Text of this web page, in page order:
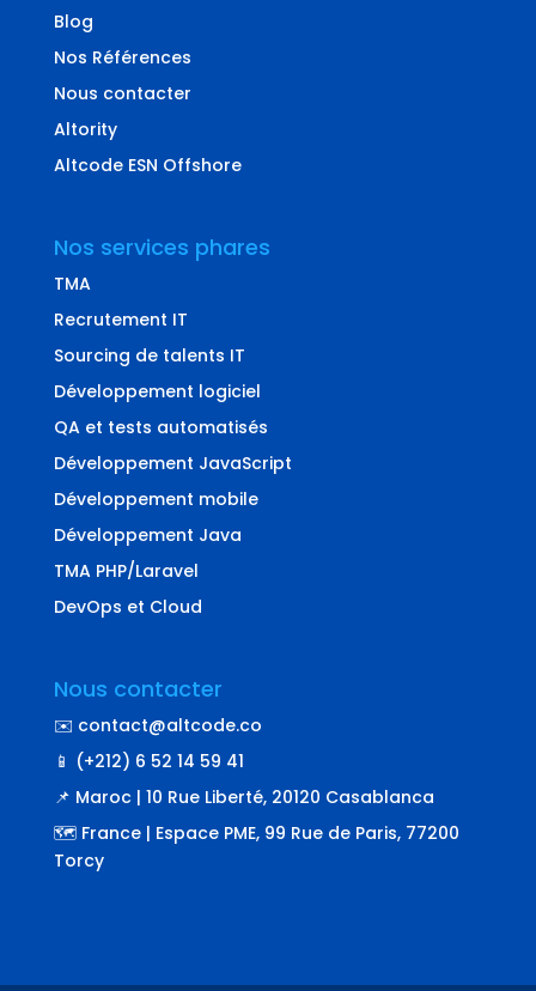
Blog
Nos Références
Nous contacter
Altority
Altcode ESN Offshore
Nos services phares
TMA
Recrutement IT
Sourcing de talents IT
Développement logiciel
QA et tests automatisés
Développement JavaScript
Développement mobile
Développement Java
TMA PHP/Laravel
DevOps et Cloud
Nous contacter
✉️ contact@altcode.co
📱 (+212) 6 52 14 59 41
📌 Maroc | 10 Rue Liberté, 20120 Casablanca
🗺️ France | Espace PME, 99 Rue de Paris, 77200
Torcy